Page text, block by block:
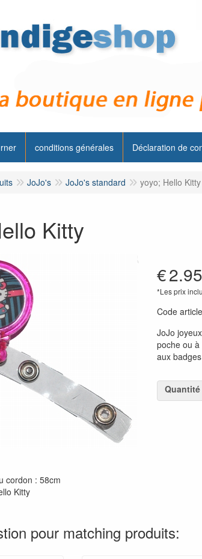
conditions générales Déclaration de
JoJo's JoJo's standard yoyo; Hello Kitty
Kitty
€2.95
*Les prix
Code article
JoJo
poche ou
aux
Quantité
cordon : 58cm
Kitty
pour matching produits: